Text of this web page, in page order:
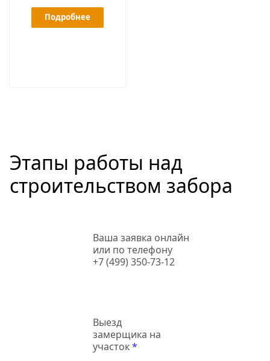
Подробнее
Этапы работы над
строительством забора
Ваша заявка онлайн
или по телефону
+7 (499) 350-73-12
Выезд
замерщика на
участок*